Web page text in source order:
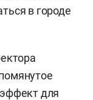
в городе
для